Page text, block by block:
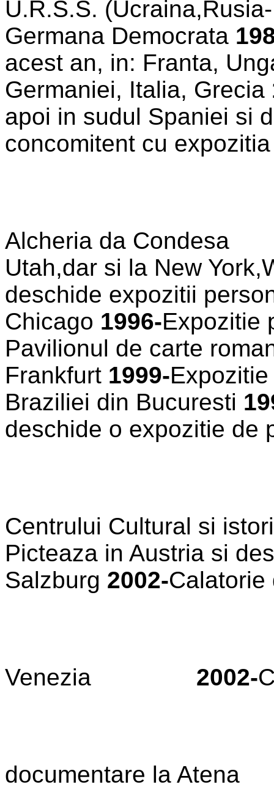
U.R.S.S.
Germana Democrata
acest an, in: Franta,
Germaniei, Italia, Grecia
apoi in sudul Spaniei si
concomitent cu
Alcheria da Condesa
Utah,dar si la New
deschide expozitii
Chicago 1996-Expozitie
Pavilionul de carte
Frankfurt 1999-
Braziliei din Bucuresti
deschide o expozitie de
Centrului Cultural si
Picteaza in Austria si
Salzburg 2002-Calatorie
Venezia 2002-
documentare la Atena